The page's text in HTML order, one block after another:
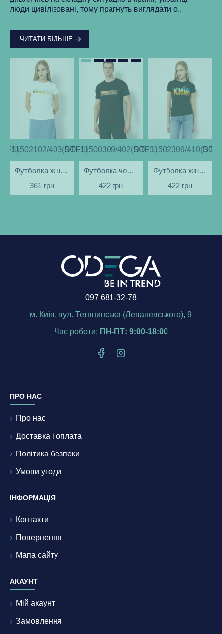
люди цивілізовані, тому прагнуть виглядати о..
ЧИТАТИ БІЛЬШЕ
403(SOLS)
Футболка жіноча Ukraine Поле біла - DTF11502
361 грн
DTF11500309/402(SOLS)
Футболка чоловіча Ukraine Вечір чорна - DTF11500
422 грн
DTF11502309/
Футболка жіноча Київ вечірній чорна - DTF11502
422 грн
097 681-32-78
м. Київ, вул. Тетянинська (Леваневського), 9
Час роботи: ПН-ПТ: 9:00-18:00
ПРО НАС
Про нас
Доставка і оплата
Політика безпеки
Умови угоди
ІНФОРМАЦІЯ
Контакти
Повернення
Мапа сайту
АКАУНТ
Мій акаунт
Замовлення